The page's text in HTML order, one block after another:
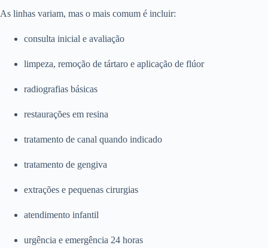
As linhas variam, mas o mais comum é incluir:
consulta inicial e avaliação
limpeza, remoção de tártaro e aplicação de flúor
radiografias básicas
restaurações em resina
tratamento de canal quando indicado
tratamento de gengiva
extrações e pequenas cirurgias
atendimento infantil
urgência e emergência 24 horas